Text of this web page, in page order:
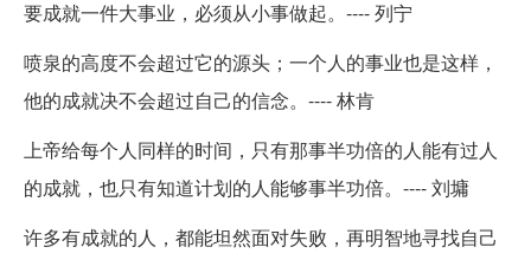
要成就一件大事业，必须从小事做起。---- 列宁
喷泉的高度不会超过它的源头；一个人的事业也是这样，
他的成就决不会超过自己的信念。---- 林肯
上帝给每个人同样的时间，只有那事半功倍的人能有过人
的成就，也只有知道计划的人能够事半功倍。---- 刘墉
许多有成就的人，都能坦然面对失败，再明智地寻找自己